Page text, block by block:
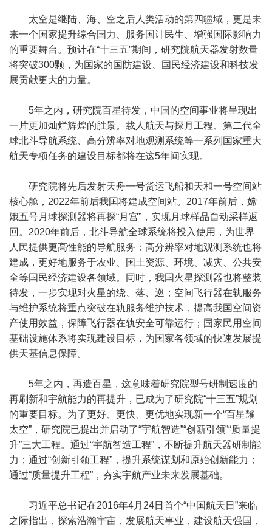
太空是继陆、海、空之后人类活动的第四疆域，更是未
来一个国家提升综合国力、服务国计民生、增强国际影响力
的重要舞台。预计在“十三五”期间，研究院航天器发射数量
将突破300颗，为国家的国防建设、国民经济建设和科技发
展贡献更大的力量。
5年之内，研究院百星待发，中国的空间事业将呈现出
一片更加灿烂辉煌的胜景。载人航天与探月工程、第二代全
球北斗导航系统、高分辨率对地观测系统等一系列国家重大
航天专项任务的建设目标都将在这5年间实现。
研究院将先后发射天舟一号货运飞船和天和一号空间站
核心舱，2022年前后我国将建成空间站。2017年前后，嫦
娥五号月球探测器将再探“月宫”，实现月球样品自动采样返
回。2020年前后，北斗导航全球系统将投入使用，为世界
人民提供更高性能的导航服务；高分辨率对地观测系统也将
建成，更好地服务于农业、国土资源、环境、减灾、公共安
全等国民经济建设各领域。同时，我国火星探测器也将整装
待发，一步实现对火星的绕、落、巡；空间飞行器在轨服务
与维护系统将重点突破在轨服务维护技术，提高我国空间资
产使用效益，保障飞行器在轨安全可靠运行；国家民用空间
基础设施体系将实现建设目标，为国家各领域的快速发展提
供天基信息保障。
5年之内，再造百星，这意味着研究院型号研制速度的
再刷新和宇航能力的再提升，已成为了研究院“十三五”规划
的重要目标。为了更好、更快、更优地实现新一个“百星耀
太空”，研究院已提出并启动了“宇航智造”“创新引领”“质量提
升”三大工程。通过“宇航智造工程”，不断提升航天器研制能
力；通过“创新引领工程”，提升系统谋划和原始创新能力；
通过“质量提升工程”，夯实宇航产业未来发展基础。
习近平总书记在2016年4月24日首个“中国航天日”来临
之际指出，探索浩瀚宇宙，发展航天事业，建设航天强国，